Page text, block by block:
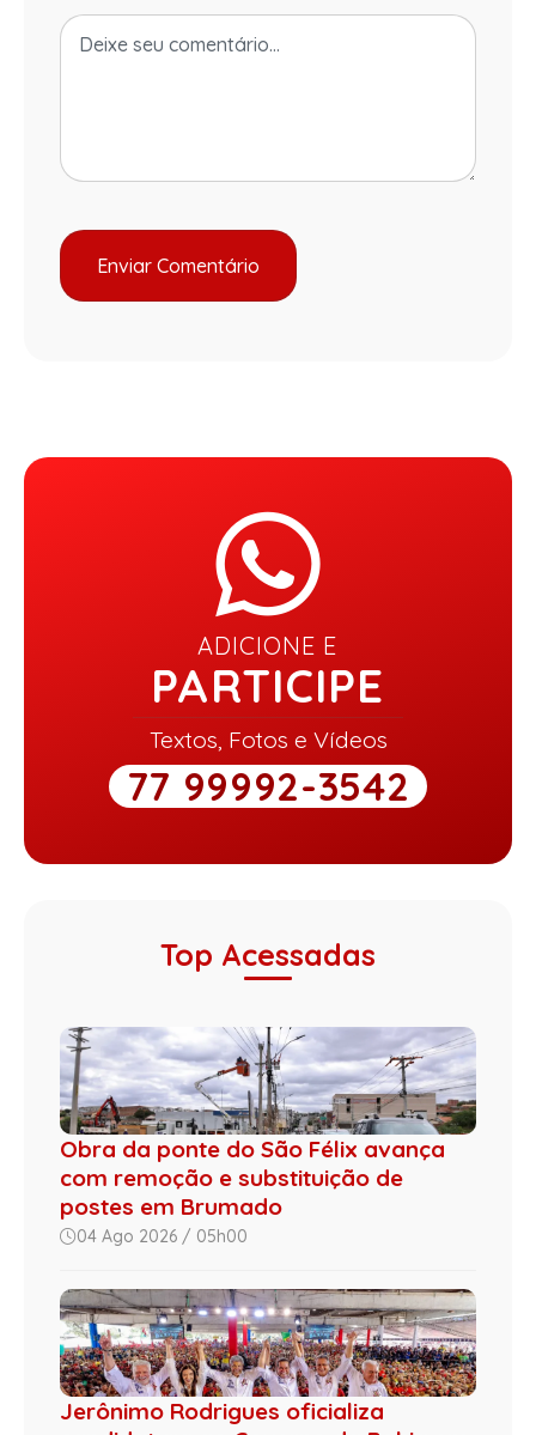
ADICIONE E
PARTICIPE
Textos, Fotos e Vídeos
77 99992-3542
Top Acessadas
Obra da ponte do São Félix avança
com remoção e substituição de
postes em Brumado
04 Ago 2026 / 05h00
Jerônimo Rodrigues oficializa